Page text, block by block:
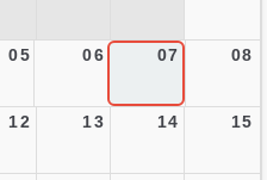
05 06 07 08
12 13 14 15